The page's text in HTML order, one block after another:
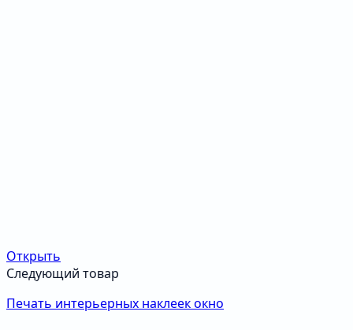
Открыть
Следующий товар
Печать интерьерных наклеек окно